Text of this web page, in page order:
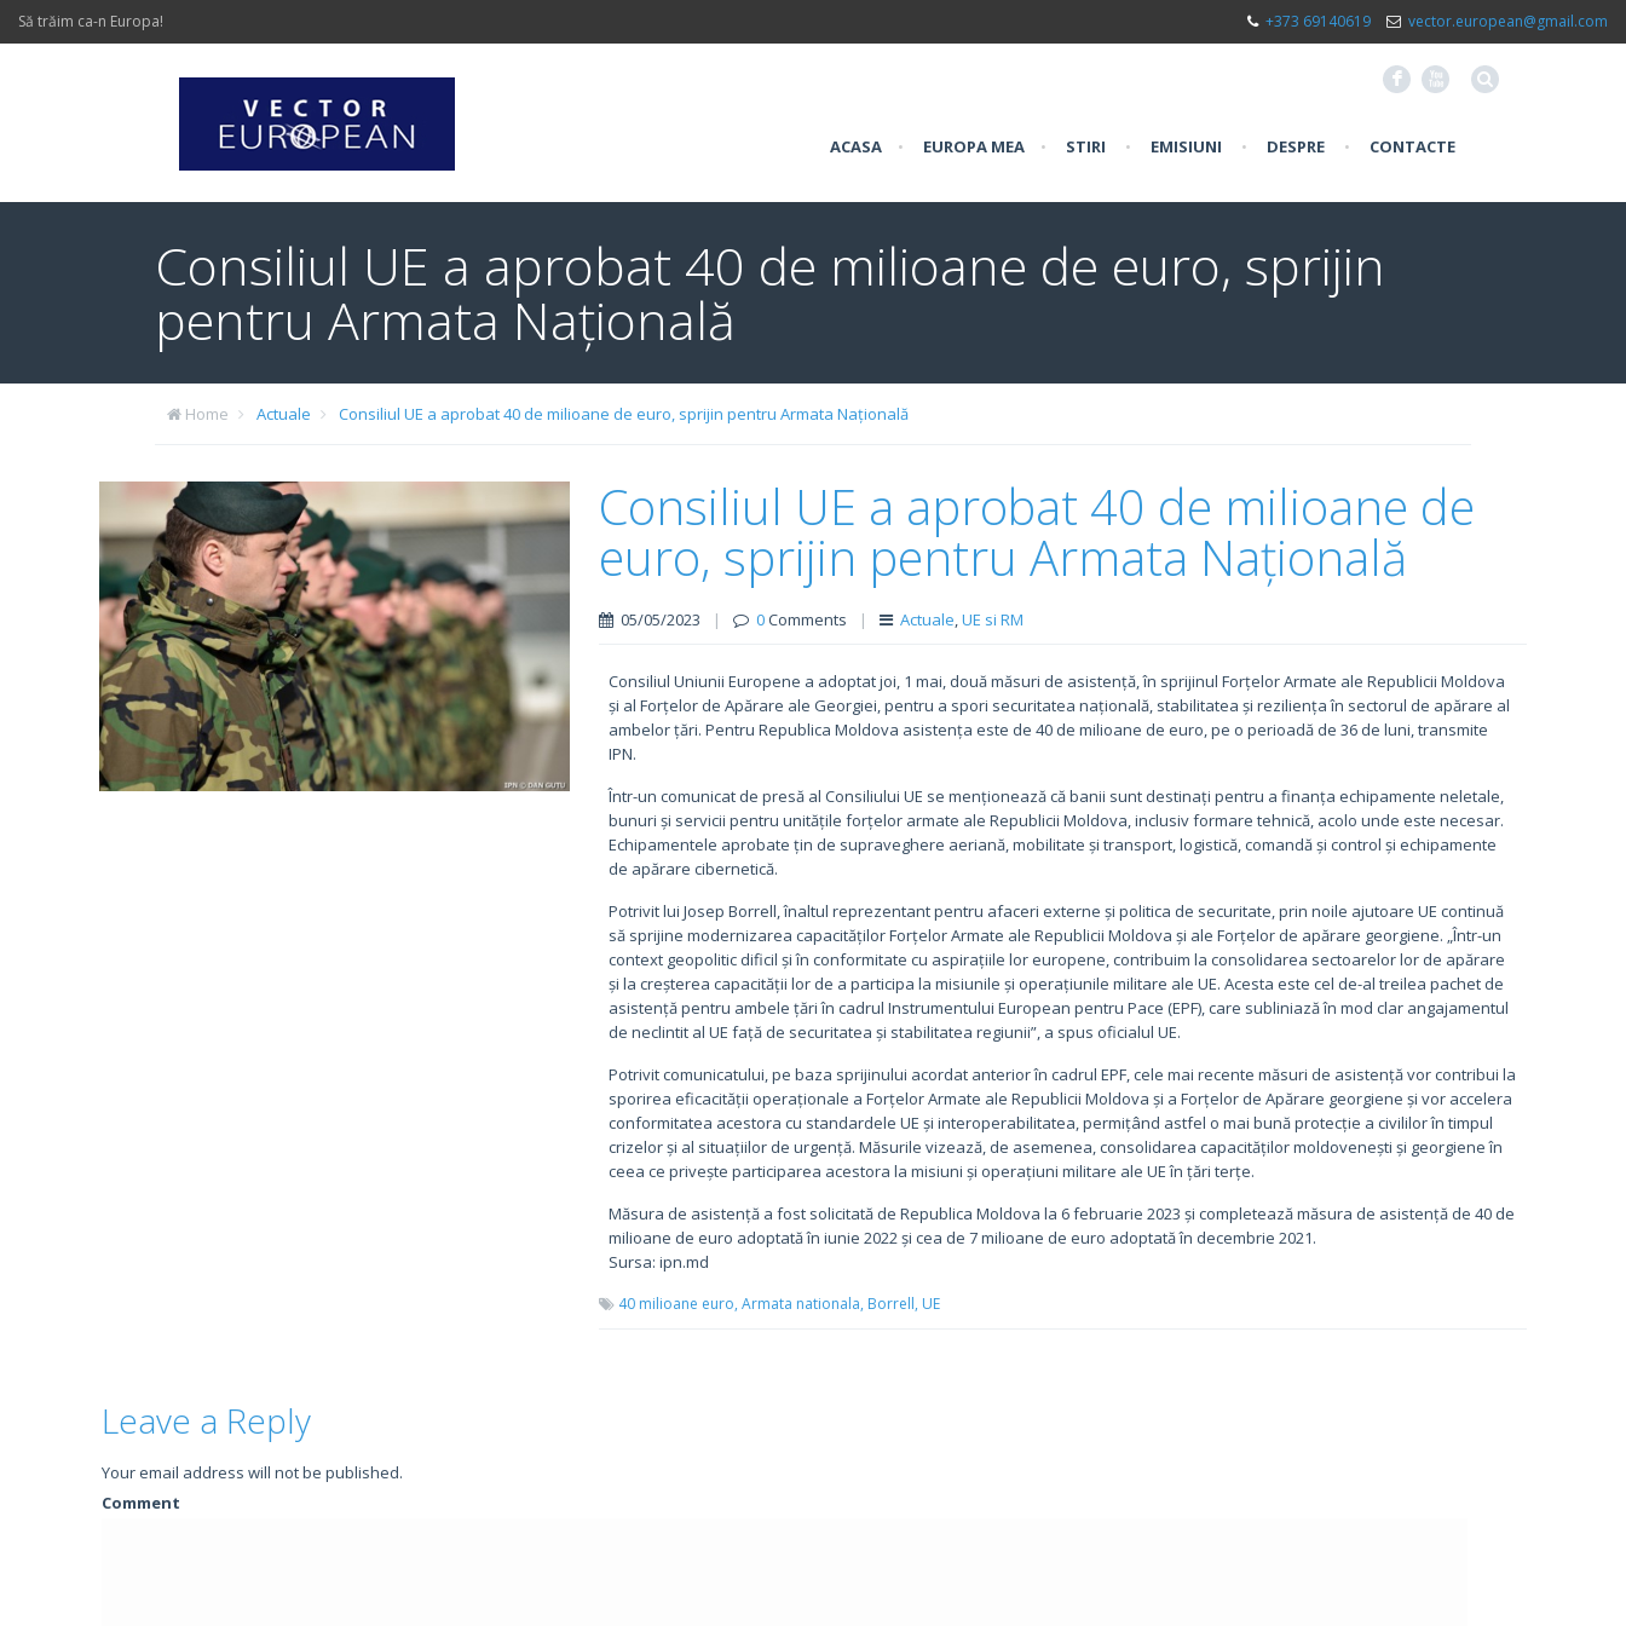
Să trăim ca-n Europa! +373 69140619 vector.european@gmail.com
F X
ACASA • EUROPA MEA • STIRI • EMISIUNI • DESPRE • CONTACTE
Consiliul UE a aprobat 40 de milioane de euro, sprijin
pentru Armata Națională
Home Actuale Consiliul UE a aprobat 40 de milioane de euro, sprijin pentru Armata Națională
Consiliul UE a aprobat 40 de milioane de
euro, sprijin pentru Armata Națională
05/05/2023 | 0Comments | Actuale,UE si RM
Consiliul Uniunii Europene a adoptat joi, 1 mai, două măsuri de asistență, în sprijinul Forțelor Armate ale Republicii Moldova
și al Forțelor de Apărare ale Georgiei, pentru a spori securitatea națională, stabilitatea și reziliența în sectorul de apărare al
ambelor țări. Pentru Republica Moldova asistența este de 40 de milioane de euro, pe o perioadă de 36 de luni, transmite
IPN.
Într-un comunicat de presă al Consiliului UE se menționează că banii sunt destinați pentru a finanța echipamente neletale,
bunuri și servicii pentru unitățile forțelor armate ale Republicii Moldova, inclusiv formare tehnică, acolo unde este necesar.
Echipamentele aprobate țin de supraveghere aeriană, mobilitate și transport, logistică, comandă și control și echipamente
de apărare cibernetică.
Potrivit lui Josep Borrell, înaltul reprezentant pentru afaceri externe și politica de securitate, prin noile ajutoare UE continuă
să sprijine modernizarea capacităților Forțelor Armate ale Republicii Moldova și ale Forțelor de apărare georgiene. „Într-un
context geopolitic dificil și în conformitate cu aspirațiile lor europene, contribuim la consolidarea sectoarelor lor de apărare
și la creșterea capacității lor de a participa la misiunile și operațiunile militare ale UE. Acesta este cel de-al treilea pachet de
asistență pentru ambele țări în cadrul Instrumentului European pentru Pace (EPF), care subliniază în mod clar angajamentul
de neclintit al UE față de securitatea și stabilitatea regiunii”, a spus oficialul UE.
Potrivit comunicatului, pe baza sprijinului acordat anterior în cadrul EPF, cele mai recente măsuri de asistență vor contribui la
sporirea eficacității operaționale a Forțelor Armate ale Republicii Moldova și a Forțelor de Apărare georgiene și vor accelera
conformitatea acestora cu standardele UE și interoperabilitatea, permițând astfel o mai bună protecție a civililor în timpul
crizelor și al situațiilor de urgență. Măsurile vizează, de asemenea, consolidarea capacităților moldovenești și georgiene în
ceea ce privește participarea acestora la misiuni și operațiuni militare ale UE în țări terțe.
Măsura de asistență a fost solicitată de Republica Moldova la 6 februarie 2023 și completează măsura de asistență de 40 de
milioane de euro adoptată în iunie 2022 și cea de 7 milioane de euro adoptată în decembrie 2021.
Sursa: ipn.md
40 milioane euro, Armata nationala, Borrell, UE
Leave a Reply
Your email address will not be published.
Comment